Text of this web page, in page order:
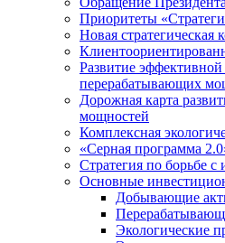
Приоритеты
Новая стратегическая
Развитие
перерабатывающих
Дорожная карта
мощностей
Комплексная
«Серная программа
Стратегия по борьбе с
Основные
Добывающие
Экологические